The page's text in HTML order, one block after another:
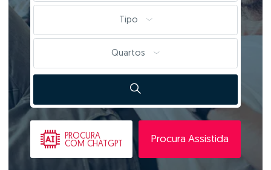
Tipo
Quartos
PROCURA
COM CHATGPT
Procura Assistida